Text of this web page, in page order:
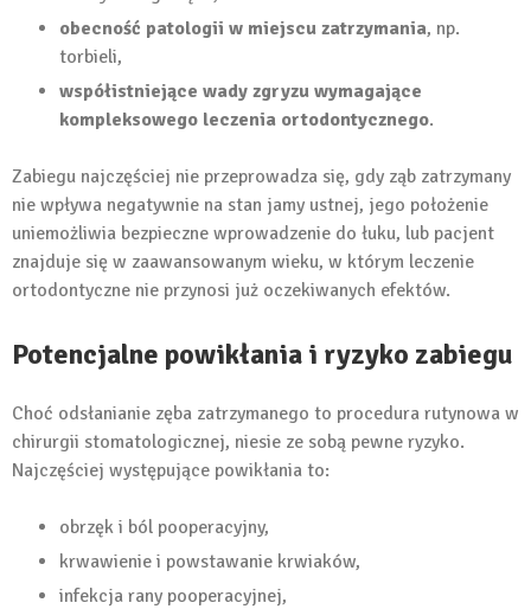
obecność patologii w miejscu zatrzymania, np.
torbieli,
współistniejące wady zgryzu wymagające
kompleksowego leczenia ortodontycznego.
Zabiegu najczęściej nie przeprowadza się, gdy ząb zatrzymany
nie wpływa negatywnie na stan jamy ustnej, jego położenie
uniemożliwia bezpieczne wprowadzenie do łuku, lub pacjent
znajduje się w zaawansowanym wieku, w którym leczenie
ortodontyczne nie przynosi już oczekiwanych efektów.
Potencjalne powikłania i ryzyko zabiegu
Choć odsłanianie zęba zatrzymanego to procedura rutynowa w
chirurgii stomatologicznej, niesie ze sobą pewne ryzyko.
Najczęściej występujące powikłania to:
obrzęk i ból pooperacyjny,
krwawienie i powstawanie krwiaków,
infekcja rany pooperacyjnej,